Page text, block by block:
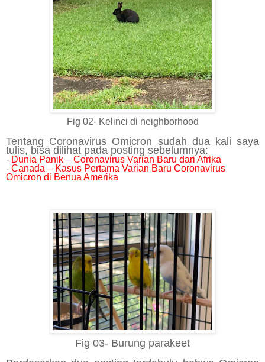
Fig 02- Kelinci di neighborhood
Tentang Coronavirus Omicron sudah dua kali saya
tulis, bisa dilihat pada posting sebelumnya:
- Dunia Panik – Coronavirus Varian Baru dari Afrika
- Canada – Kasus Pertama Varian Baru Coronavirus
Omicron di Benua Amerika
Fig 03- Burung parakeet